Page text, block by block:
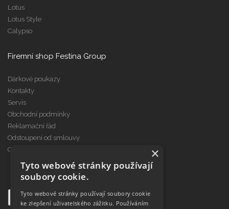
Lotus
Lotus Style
Calypso
Firemní shop Festina Group
Dárkové poukazy
Kontakty
Servis
Obchodní podmínky
Reklamační řád
Odstoupení od smlouvy
Cookies
×
Tyto webové stránky používají
soubory cookie.
Tyto webové stránky používají soubory cookie
ke zlepšení uživatelského zážitku. Používáním